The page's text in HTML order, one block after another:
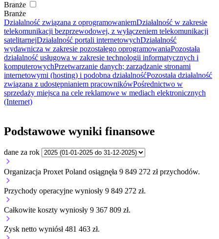
Branże
Branże
Działalność związana z oprogramowaniemDziałalność w zakresie
telekomunikacji bezprzewodowej, z wyłączeniem telekomunikacji
satelitarnejDziałalność portali internetowychDziałalność
wydawnicza w zakresie pozostałego oprogramowaniaPozostała
działalność usługowa w zakresie technologii informatycznych i
komputerowychPrzetwarzanie danych; zarządzanie stronami
internetowymi (hosting) i podobna działalnośćPozostała działalność
związana z udostępnianiem pracownikówPośrednictwo w
sprzedaży miejsca na cele reklamowe w mediach elektronicznych
(Internet)
Podstawowe wyniki finansowe
dane za rok
Organizacja Proxet Poland osiągnęła 9 849 272 zł przychodów.
Przychody operacyjne wyniosły 9 849 272 zł.
Całkowite koszty wyniosły 9 367 809 zł.
Zysk netto wyniósł 481 463 zł.